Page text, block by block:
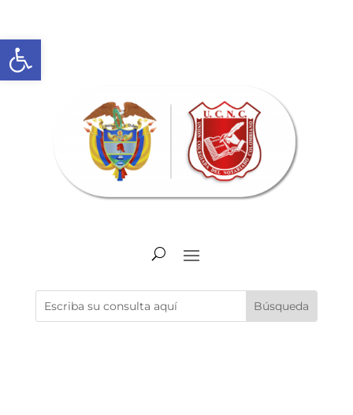
Abrir barra de herramientas